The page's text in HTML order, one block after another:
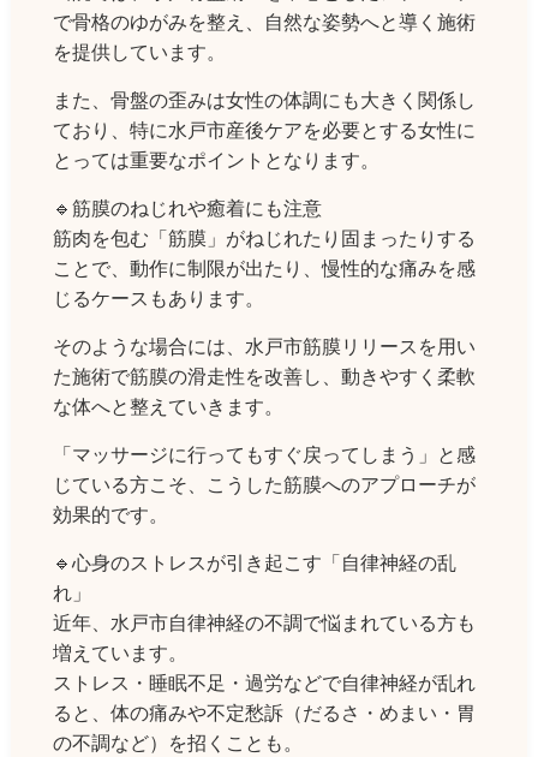
で骨格のゆがみを整え、自然な姿勢へと導く施術
を提供しています。
また、骨盤の歪みは女性の体調にも大きく関係し
ており、特に水戸市産後ケアを必要とする女性に
とっては重要なポイントとなります。
🔹筋膜のねじれや癒着にも注意
筋肉を包む「筋膜」がねじれたり固まったりする
ことで、動作に制限が出たり、慢性的な痛みを感
じるケースもあります。
そのような場合には、水戸市筋膜リリースを用い
た施術で筋膜の滑走性を改善し、動きやすく柔軟
な体へと整えていきます。
「マッサージに行ってもすぐ戻ってしまう」と感
じている方こそ、こうした筋膜へのアプローチが
効果的です。
🔹心身のストレスが引き起こす「自律神経の乱
れ」
近年、水戸市自律神経の不調で悩まれている方も
増えています。
ストレス・睡眠不足・過労などで自律神経が乱れ
ると、体の痛みや不定愁訴（だるさ・めまい・胃
の不調など）を招くことも。